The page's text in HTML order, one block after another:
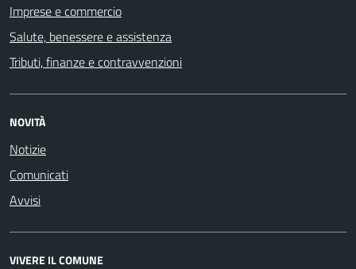
Imprese e commercio
Salute, benessere e assistenza
Tributi, finanze e contravvenzioni
NOVITÀ
Notizie
Comunicati
Avvisi
VIVERE IL COMUNE